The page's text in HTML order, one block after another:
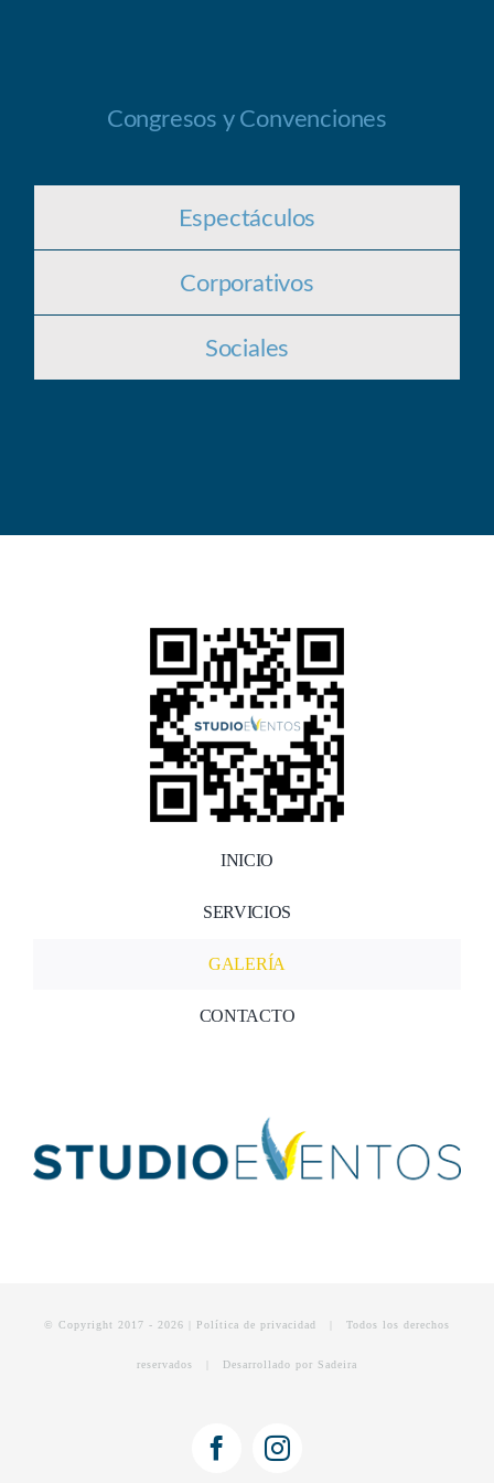
Congresos y Convenciones
Espectáculos
Corporativos
Sociales
INICIO
SERVICIOS
GALERÍA
CONTACTO
© Copyright 2017 - 2026 | Política de privacidad | Todos los derechos
reservados | Desarrollado por Sadeira
FacebookInstagram